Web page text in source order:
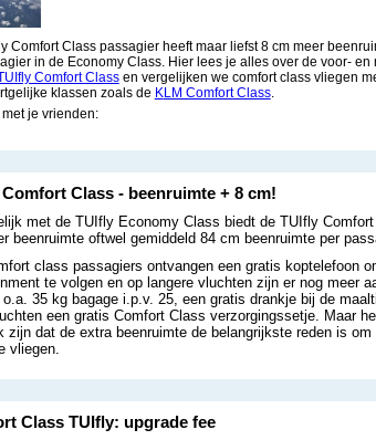
Comfort Class passagier heeft maar liefst 8 cm meer
in de Economy Class. Hier lees je alles over de voor- en
Comfort Classen vergelijken we comfort class vliegen
klassen zoals de KLM Comfort Class.
met je vrienden:
Class - beenruimte + 8 cm!
met de TUIfly Economy Class biedt de TUIfly
beenruimte oftwel gemiddeld 84 cm beenruimte per
class passagiers ontvangen een gratis koptelefoon
te volgen en op langere vluchten zijn er nog meer
35 kg bagage i.p.v. 25, een gratis drankje bij de
een gratis Comfort Class verzorgingssetje. Maar
zijn dat de extra beenruimte de belangrijkste reden is om
vliegen.
Class TUIfly: upgrade fee